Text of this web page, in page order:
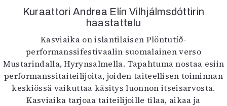
Näyttelyt
Musiikki
Kuvataide
Kirjat
In English
Esitystaide
Arkisto
Kuraattori Andrea Elín Vilhjálmsdóttirin
haastattelu
Kasviaika on islantilaisen Plöntutíð-
performanssifestivaalin suomalainen verso
Mustarindalla, Hyrynsalmella. Tapahtuma nostaa esiin
performanssitaiteilijoita, joiden taiteellisen toiminnan
keskiössä vaikuttaa käsitys luonnon itseisarvosta.
Kasviaika tarjoaa taiteilijoille tilaa, aikaa ja